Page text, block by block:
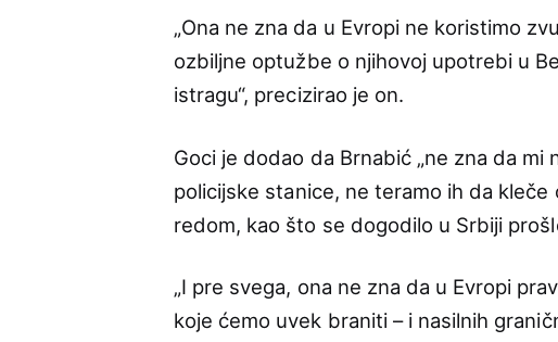
„Ona ne zna da u Evropi ne koristimo
ozbiljne optužbe o njihovoj upotrebi u
istragu“, precizirao je on.
Goci je dodao da Brnabić „ne zna da
policijske stanice, ne teramo ih da
redom, kao što se dogodilo u Srbiji
„I pre svega, ona ne zna da u Evropi
koje ćemo uvek braniti – i nasilnih